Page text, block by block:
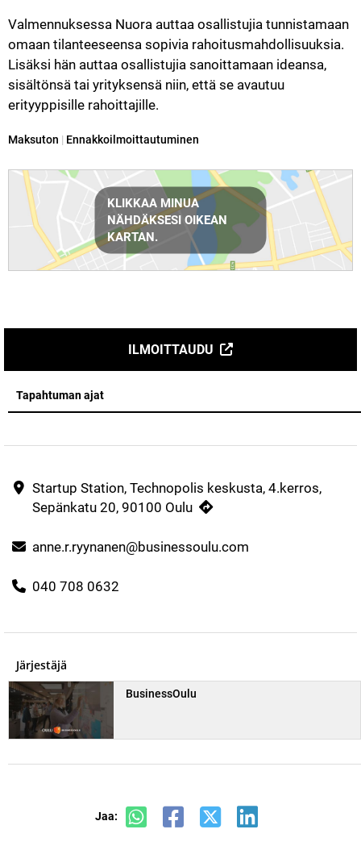
Valmennuksessa Nuora auttaa osallistujia tunnistamaan
omaan tilanteeseensa sopivia rahoitusmahdollisuuksia.
Lisäksi hän auttaa osallistujia sanoittamaan ideansa,
sisältönsä tai yrityksensä niin, että se avautuu
erityyppisille rahoittajille.
Kategoria:
Maksuton | Ennakkoilmoittautuminen
Reittiohjeet
KLIKKAA MINUA
NÄHDÄKSESI OIKEAN
KARTAN.
ILMOITTAUDU
Tapahtuman ajat
Startup Station, Technopolis keskusta, 4.kerros,
Sepänkatu 20, 90100 Oulu
anne.r.ryynanen@businessoulu.com
040 708 0632
Järjestäjä
BusinessOulu
Jaa: